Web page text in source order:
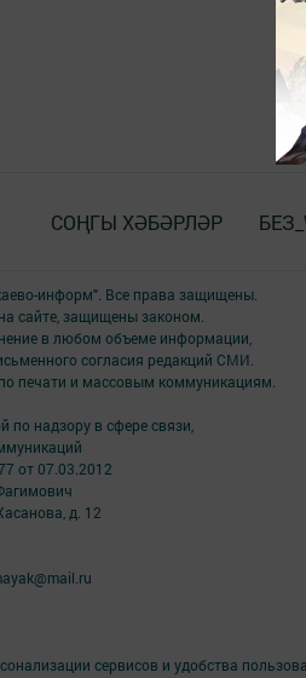
СОҢГЫ ХӘБӘРЛӘР
информ". Все права защищены.
сайте, защищены законом.
в любом объеме информации,
согласия редакций СМИ.
печати и массовым коммуникациям.
надзору в сфере связи,
от 07.03.2012
д. 12
сервисов и удобства